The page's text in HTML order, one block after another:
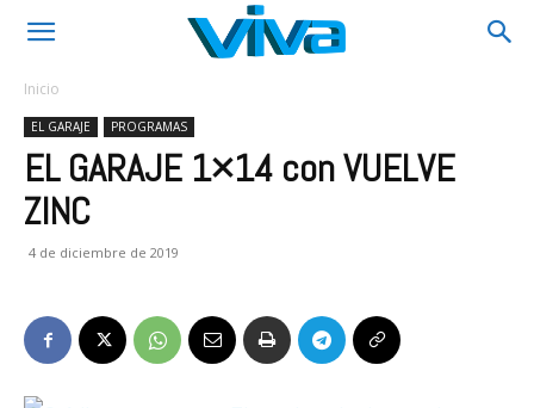
Inicio
EL GARAJE PROGRAMAS
EL GARAJE 1×14 con VUELVE
ZINC
4 de diciembre de 2019